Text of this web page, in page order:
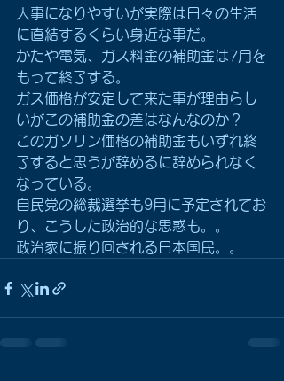
人事になりやすいが実際は日々の生活
に直結するくらい身近な事だ。
かたや電気、ガス料金の補助金は7月を
もって終了する。
ガス価格が安定して来た事が理由らし
いがこの補助金の差はなんなのか？
このガソリン価格の補助金もいずれ終
了すると思うが辞めるに辞められなく
なっている。
自民党の総裁選挙も9月に予定されてお
り、こうした政治的な思惑も。。
政治家に振り回される日本国民。。